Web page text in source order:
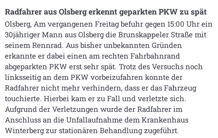
Radfahrer aus Olsberg erkennt geparkten PKW zu spät
Olsberg, Am vergangenen Freitag befuhr gegen 15:00 Uhr ein
30jähriger Mann aus Olsberg die Brunskappeler Straße mit
seinem Rennrad. Aus bisher unbekannten Gründen
erkannte er dabei einen am rechten Fahrbahnrand
abgeparkten PKW erst sehr spät. Trotz des Versuchs noch
linksseitig an dem PKW vorbeizufahren konnte der
Radfahrer nicht mehr verhindern, dass er das Fahrzeug
touchierte. Hierbei kam er zu Fall und verletzte sich.
Aufgrund der Verletzungen wurde der Radfahrer im
Anschluss an die Unfallaufnahme dem Krankenhaus
Winterberg zur stationären Behandlung zugeführt.